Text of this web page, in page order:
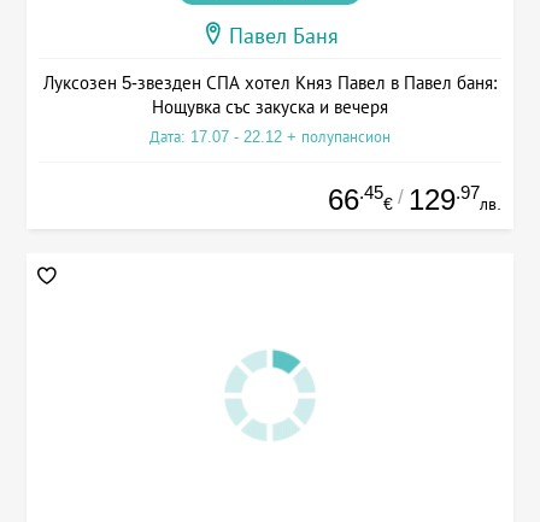
Павел Баня
Луксозен 5-звезден СПА хотел Княз Павел в Павел баня:
Нощувка със закуска и вечеря
Дата: 17.07 - 22.12 + полупансион
66.45
€ / 129.97
лв.